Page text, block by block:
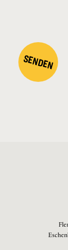
SENDEN